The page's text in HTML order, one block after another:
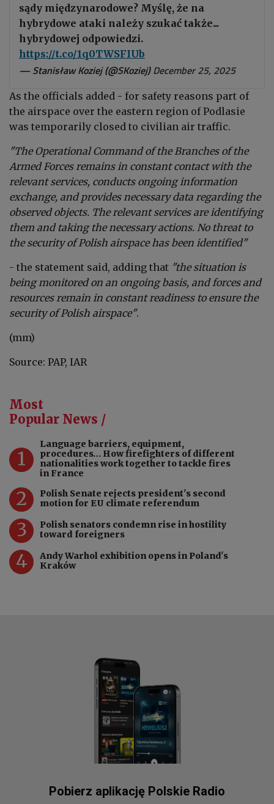
sądy międzynarodowe? Myślę, że na
hybrydowe ataki należy szukać także...
hybrydowej odpowiedzi.
https://t.co/1q0TWSFIUb
— Stanisław Koziej (@SKoziej)December 25, 2025
As the officials added - for safety reasons part of
the airspace over the eastern region of Podlasie
was temporarily closed to civilian air traffic.
"The Operational Command of the Branches of the
Armed Forces remains in constant contact with the
relevant services, conducts ongoing information
exchange, and provides necessary data regarding the
observed objects. The relevant services are identifying
them and taking the necessary actions. No threat to
the security of Polish airspace has been identified"
- the statement said, adding that "the situation is
being monitored on an ongoing basis, and forces and
resources remain in constant readiness to ensure the
security of Polish airspace".
(mm)
Source: PAP, IAR
Most
Popular News /
1
Language barriers, equipment,
procedures… How firefighters of different
nationalities work together to tackle fires
in France
2
Polish Senate rejects president's second
motion for EU climate referendum
3
Polish senators condemn rise in hostility
toward foreigners
4
Andy Warhol exhibition opens in Poland's
Kraków
Pobierz aplikację Polskie Radio